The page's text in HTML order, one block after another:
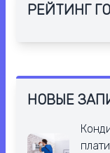
РЕЙТИНГ
НОВЫЕ